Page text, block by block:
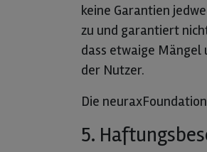
keine Garantien
zu und garantiert
dass etwaige
der Nutzer.
Die
5.